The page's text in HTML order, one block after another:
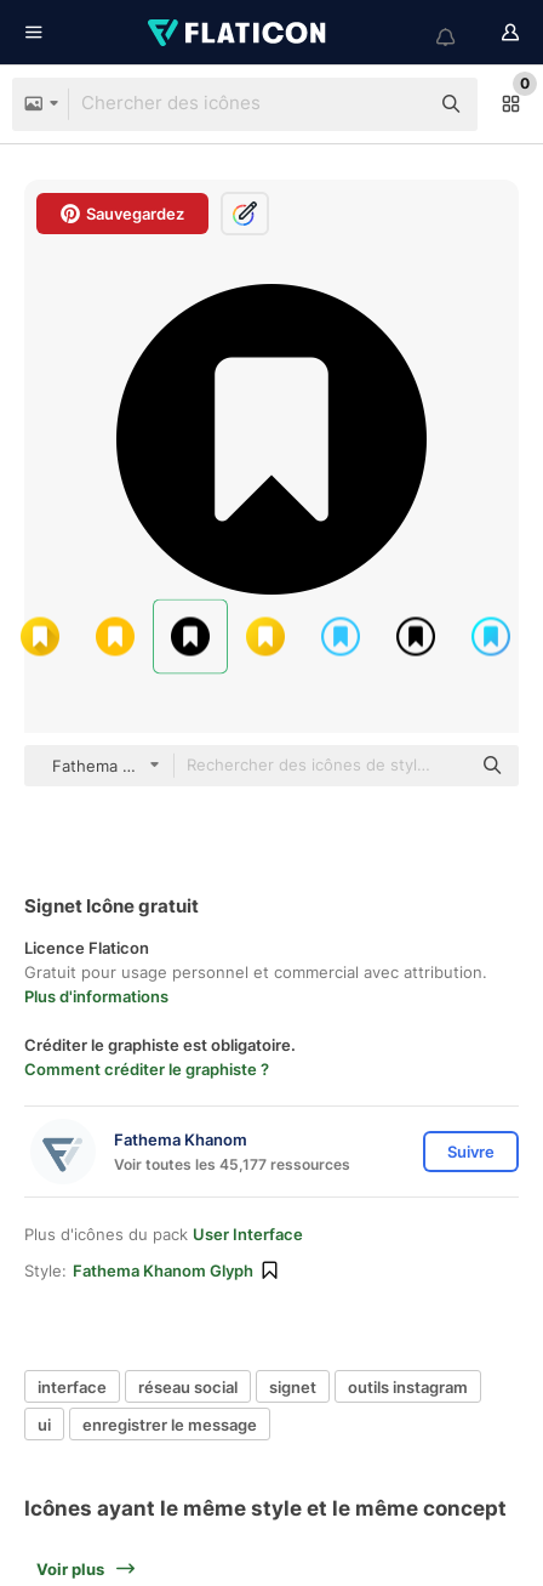
0
Sauvegardez
Fathema Khanom Glyph
Signet Icône gratuit
Licence Flaticon
Gratuit pour usage personnel et commercial avec attribution.
Plus d'informations
Créditer le graphiste est obligatoire.
Comment créditer le graphiste ?
Fathema Khanom
Voir toutes les 45,177 ressources
Suivre
Plus d'icônes du pack User Interface
Style: Fathema Khanom Glyph
interface réseau social signet
outils instagram
ui
enregistrer le message
Icônes ayant le même style et le même concept
Voir plus